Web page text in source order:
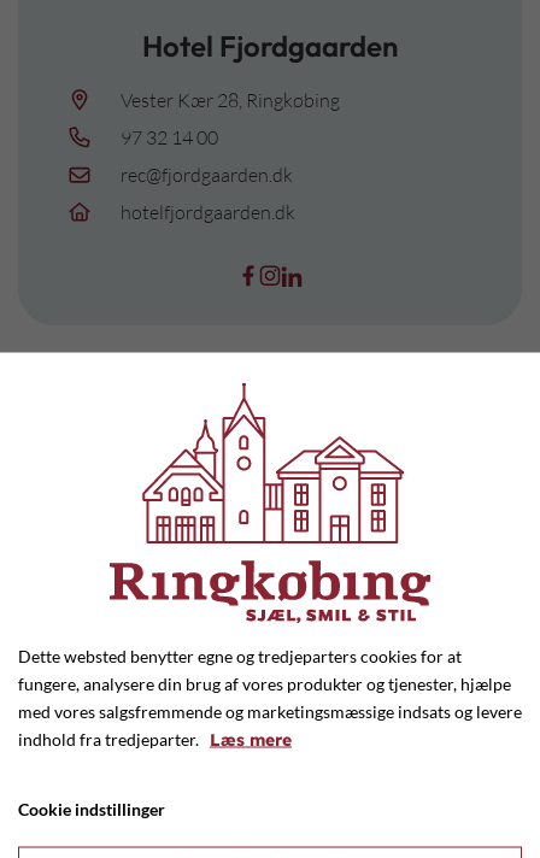
Hotel Fjordgaarden
Vester Kær 28, Ringkøbing
97 32 14 00
rec@fjordgaarden.dk
hotelfjordgaarden.dk
Hotel Ringkøbing
Torvet 18, Ringkøbing
97 32 00 11
info@hotelringkobing.dk
Dette websted benytter egne og tredjeparters cookies for at
fungere, analysere din brug af vores produkter og tjenester, hjælpe
med vores salgsfremmende og marketingsmæssige indsats og levere
indhold fra tredjeparter. Læs mere
Cookie indstillinger